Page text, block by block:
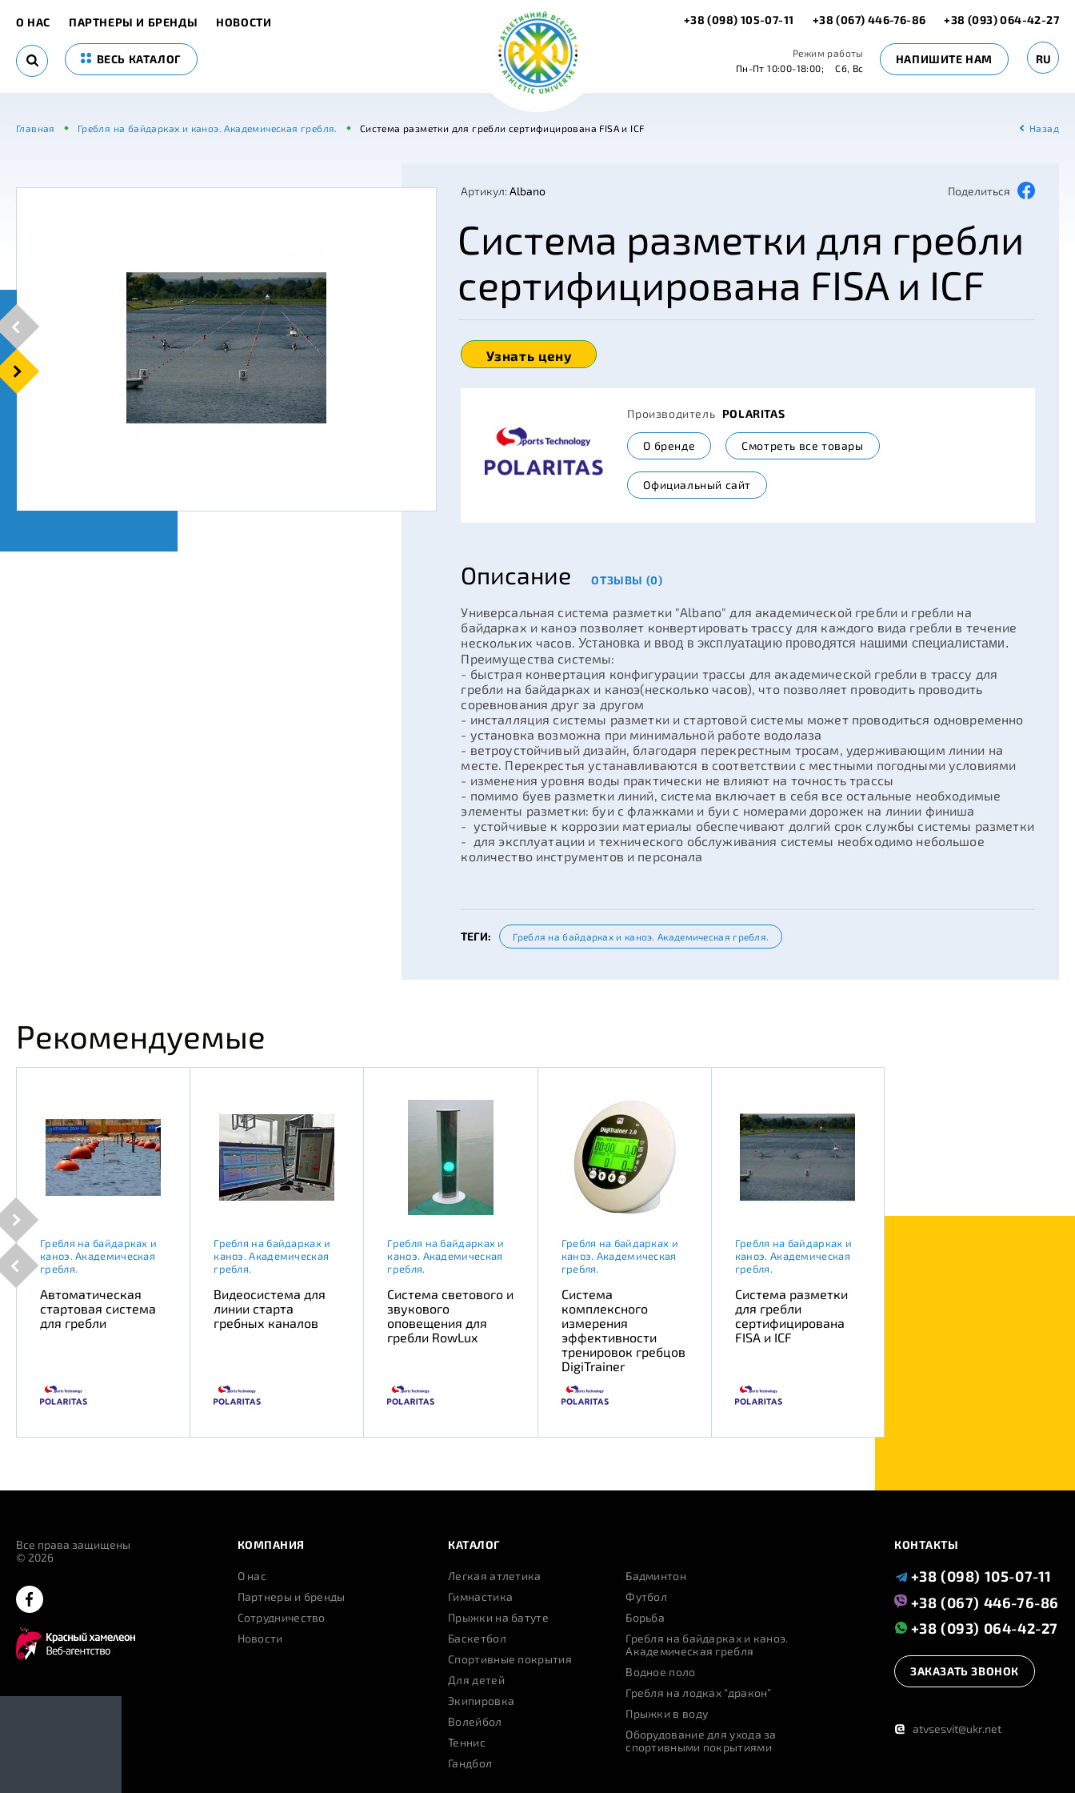
О НАС ПАРТНЕРЫ И БРЕНДЫ НОВОСТИ
ВЕСЬ КАТАЛОГ
+38 (098) 105-07-11 +38 (067) 446-76-86 +38 (093) 064-42-27
Режим работы
Пн-Пт 10:00-18:00;
Сб, Вс
НАПИШИТЕ НАМ RU
Главная Гребля на байдарках и каноэ. Академическая гребля. Система разметки для гребли сертифицирована FISA и ICF Назад
Артикул:Albano Поделиться
Система разметки для гребли
сертифицирована FISA и ICF
Узнать цену
Производитель POLARITAS
О бренде Смотреть все товары
Официальный сайт
Описание ОТЗЫВЫ (0)
Универсальная система разметки "Albano" для академической гребли и гребли на
байдарках и каноэ позволяет конвертировать трассу для каждого вида гребли в течение
нескольких часов.Установка и ввод в эксплуатацию проводятся нашими специалистами.
Преимущества системы:
- быстрая конвертация конфигурации трассы для академической гребли в трассу для
гребли на байдарках и каноэ(несколько часов), что позволяет проводить проводить
соревнования друг за другом
- инсталляция системы разметки и стартовой системы может проводиться одновременно
- установка возможна при минимальной работе водолаза
- ветроустойчивый дизайн, благодаря перекрестным тросам, удерживающим линии на
месте. Перекрестья устанавливаются в соответствии с местными погодными условиями
- изменения уровня воды практически не влияют на точность трассы
- помимо буев разметки линий, система включает в себя все остальные необходимые
элементы разметки: буи с флажками и буи с номерами дорожек на линии финиша
- устойчивые к коррозии материалы обеспечивают долгий срок службы системы разметки
- для эксплуатации и технического обслуживания системы необходимо небольшое
количество инструментов и персонала
ТЕГИ: Гребля на байдарках и каноэ. Академическая гребля.
Рекомендуемые
Гребля на байдарках и
каноэ. Академическая
гребля.
Автоматическая
стартовая система
для гребли
Гребля на байдарках и
каноэ. Академическая
гребля.
Видеосистема для
линии старта
гребных каналов
Гребля на байдарках и
каноэ. Академическая
гребля.
Система светового и
звукового
оповещения для
гребли RowLux
Гребля на байдарках и
каноэ. Академическая
гребля.
Система
комплексного
измерения
эффективности
тренировок гребцов
DigiTrainer
Гребля на байдарках и
каноэ. Академическая
гребля.
Система разметки
для гребли
сертифицирована
FISA и ICF
Все права защищены
© 2026
КОМПАНИЯ
О нас
Партнеры и бренды
Сотрудничество
Новости
КАТАЛОГ
Легкая атлетика
Гимнастика
Прыжки на батуте
Баскетбол
Спортивные покрытия
Для детей
Экипировка
Волейбол
Теннис
Гандбол
Бадминтон
Футбол
Борьба
Гребля на байдарках и каноэ.
Академическая гребля
Водное поло
Гребля на лодках “дракон”
Прыжки в воду
Оборудование для ухода за
спортивными покрытиями
КОНТАКТЫ
+38 (098) 105-07-11
+38 (067) 446-76-86
+38 (093) 064-42-27
ЗАКАЗАТЬ ЗВОНОК
@ atvsesvit@ukr.net